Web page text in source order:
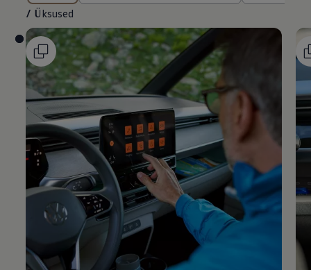
/ Üksused